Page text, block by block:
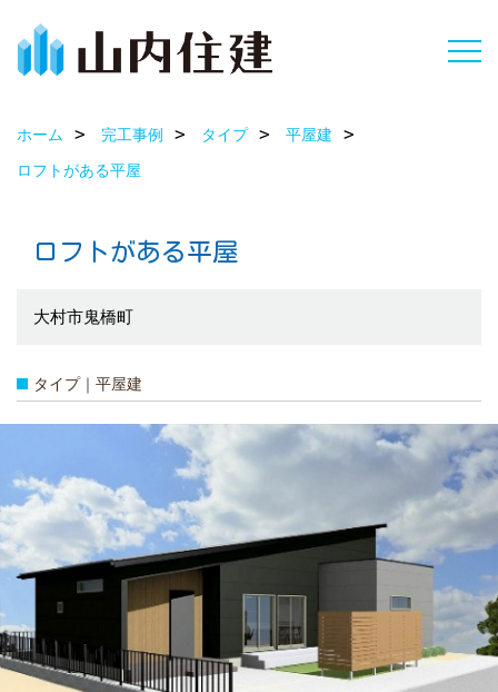
ホーム 完工事例 タイプ
平屋建
ロフトがある平屋
ロフトがある平屋
大村市鬼橋町
タイプ｜平屋建